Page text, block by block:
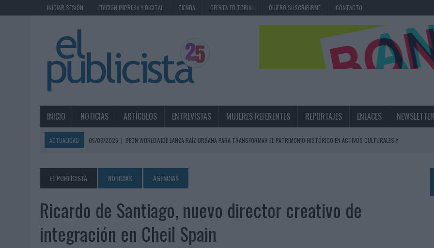
INICIAR SESIÓN EDICIÓN IMPRESA Y DIGITAL TIENDA OFERTA EDITORIAL QUIERO SUSCRIBIRME CONTACTO
INICIO NOTICIAS ARTÍCULOS ENTREVISTAS MUJERES REFERENTES REPORTAJES ENLACES NEWSLETTER
ACTUALIDAD 05/08/2026 | BEON WORLDWIDE LANZA RAÍZ URBANA PARA TRANSFORMAR EL PATRIMONIO HISTÓRICO EN ACTIVOS CULTURALES Y
05/08/2026 | LOPESAN HOTELS & RESORTS ACERCA EL PARAÍSO CANARIO EN SU ÚLTIMA CAMPAÑA INTERNACIONAL
05/08/2026
LUIS ARQUILLOS (BURGO DE ARIAS): “LA CONSTRUCCIÓN DE MARCA A LARGO PLAZO Y LA MEDICIÓN SON DOS CARAS DE LA MISMA
MONEDA”
04/08/2026 |
‘EL PARAÍSO MÁS CERCA’, DE 22GRADOS PARA LOPESAN HOTELS & RESORTS
EL PUBLICISTA NOTICIAS AGENCIAS
Ricardo de Santiago, nuevo director creativo de
integración en Cheil Spain